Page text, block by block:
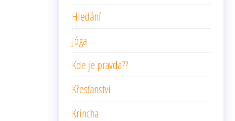
Hledání
Jóga
Kde je pravda??
Křesťanství
Krincha